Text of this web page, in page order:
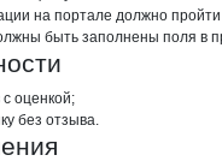
на портале должно
быть заполнены поля в
оценкой;
без отзыва.